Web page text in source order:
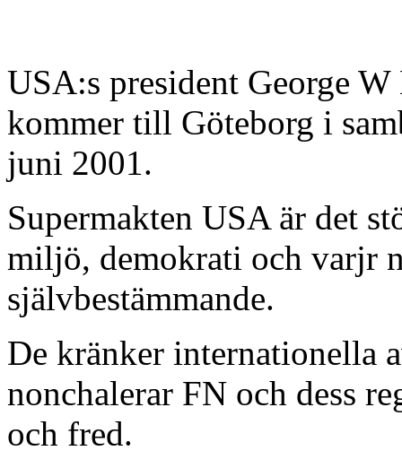
USA:s president George
kommer till Göteborg i
juni 2001.
Supermakten USA är det
miljö, demokrati och varjr
självbestämmande.
De kränker internationella
nonchalerar FN och dess
och fred.